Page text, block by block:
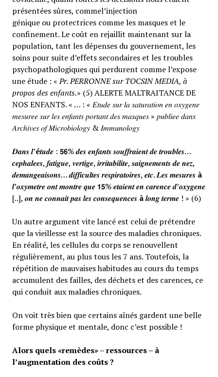
présentées sûres, commel’injection
génique ou protectrices comme les masques et le
confinement. Le coût en rejaillit maintenant sur la
population, tant les dépenses du gouvernement, les
soins pour suite d’effets secondaires et les troubles
psychopathologiques qui perdurent comme l’expose
une étude : «Pr. PERRONNE sur TOCSIN MEDIA, à
propos des enfants.» (5) ALERTE MALTRAITANCE DE
NOS ENFANTS. « … : « 𝐸𝑡𝑢𝑑𝑒 𝑠𝑢𝑟 𝑙𝑎 𝑠𝑎𝑡𝑢𝑟𝑎𝑡𝑖𝑜𝑛 𝑒𝑛 𝑜𝑥𝑦𝑔𝑒𝑛𝑒
𝑚𝑒𝑠𝑢𝑟𝑒𝑒 𝑠𝑢𝑟 𝑙𝑒𝑠 𝑒𝑛𝑓𝑎𝑛𝑡𝑠 𝑝𝑜𝑟𝑡𝑎𝑛𝑡 𝑑𝑒𝑠 𝑚𝑎𝑠𝑞𝑢𝑒𝑠 » 𝑝𝑢𝑏𝑙𝑖𝑒𝑒 𝑑𝑎𝑛𝑠
𝐴𝑟𝑐ℎ𝑖𝑣𝑒𝑠 𝑜𝑓 𝑀𝑖𝑐𝑟𝑜𝑏𝑖𝑜𝑙𝑜𝑔𝑦 & 𝐼𝑚𝑚𝑢𝑛𝑜𝑙𝑜𝑔𝑦
𝑫𝒂𝒏𝒔 𝒍’é𝒕𝒖𝒅𝒆 : 𝟱𝟲% 𝒅𝒆𝒔 𝒆𝒏𝒇𝒂𝒏𝒕𝒔 𝒔𝒐𝒖𝒇𝒇𝒓𝒂𝒊𝒆𝒏𝒕 𝒅𝒆 𝒕𝒓𝒐𝒖𝒃𝒍𝒆𝒔…
𝒄𝒆𝒑𝒉𝒂𝒍𝒆𝒆𝒔, 𝒇𝒂𝒕𝒊𝒈𝒖𝒆, 𝒗𝒆𝒓𝒕𝒊𝒈𝒆, 𝒊𝒓𝒓𝒊𝒕𝒂𝒃𝒊𝒍𝒊𝒕𝒆, 𝒔𝒂𝒊𝒈𝒏𝒆𝒎𝒆𝒏𝒕𝒔 𝒅𝒆 𝒏𝒆𝒛,
𝒅𝒆𝒎𝒂𝒏𝒈𝒆𝒂𝒊𝒔𝒐𝒏𝒔… 𝒅𝒊𝒇𝒇𝒊𝒄𝒖𝒍𝒕𝒆𝒔 𝒓𝒆𝒔𝒑𝒊𝒓𝒂𝒕𝒐𝒊𝒓𝒆𝒔, 𝒆𝒕𝒄. 𝑳𝒆𝒔 𝒎𝒆𝒔𝒖𝒓𝒆𝒔 à
𝒍’𝒐𝒙𝒚𝒎𝒆𝒕𝒓𝒆 𝒐𝒏𝒕 𝒎𝒐𝒏𝒕𝒓𝒆 𝒒𝒖𝒆 𝟭𝟱% 𝒆𝒕𝒂𝒊𝒆𝒏𝒕 𝒆𝒏 𝒄𝒂𝒓𝒆𝒏𝒄𝒆 𝒅’𝒐𝒙𝒚𝒈𝒆𝒏𝒆
[..], 𝒐𝒏 𝒏𝒆 𝒄𝒐𝒏𝒏𝒂𝒊𝒕 𝒑𝒂𝒔 𝒍𝒆𝒔 𝒄𝒐𝒏𝒔𝒆𝒒𝒖𝒆𝒏𝒄𝒆𝒔 à𝒍𝒐𝒏𝒈 𝒕𝒆𝒓𝒎𝒆 ! » (6)
Un autre argument vite lancé est celui de prétendre
que la vieillesse est la source des maladies chroniques.
En réalité, les cellules du corps se renouvellent
régulièrement, au plus tous les 7 ans. Toutefois, la
répétition de mauvaises habitudes au cours du temps
accumulent des failles, des déchets et des carences, ce
qui conduit aux maladies chroniques.
On voit très bien que certains aînés gardent une belle
forme physique et mentale, donc c’est possible !
Alors quels «remèdes» – ressources – à
l’augmentation des coûts ?